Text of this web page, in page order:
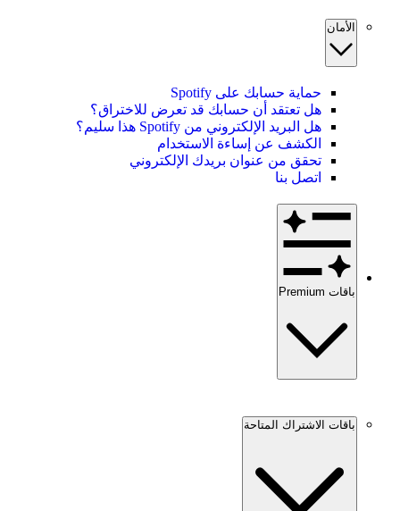
الأمان
حماية حسابك على Spotify
هل تعتقد أن حسابك قد تعرض للاختراق؟
هل البريد الإلكتروني من Spotify هذا سليم؟
الكشف عن إساءة الاستخدام
تحقق من عنوان بريدك الإلكتروني
اتصل بنا
باقات Premium
باقات الاشتراك المتاحة